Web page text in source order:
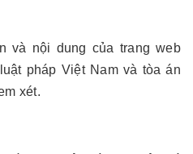
và nội dung của trang web
pháp Việt Nam và tòa án
xét.